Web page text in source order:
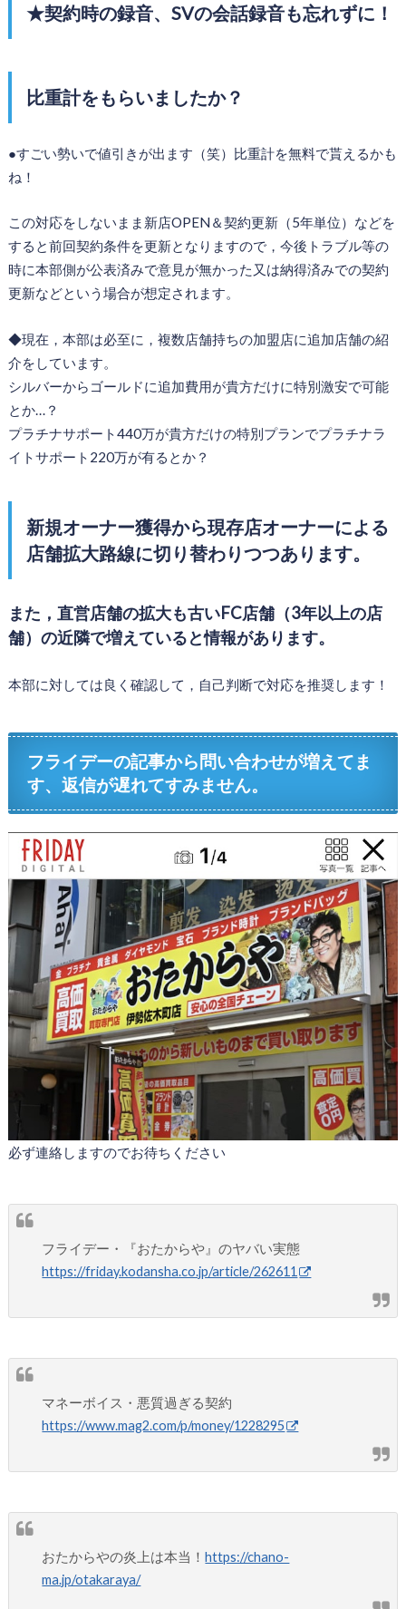
★契約時の録音、SVの会話録音も忘れずに！
比重計をもらいましたか？
●すごい勢いで値引きが出ます（笑）比重計を無料で貰えるかも
ね！
この対応をしないまま新店OPEN＆契約更新（5年単位）などを
すると前回契約条件を更新となりますので，今後トラブル等の
時に本部側が公表済みで意見が無かった又は納得済みでの契約
更新などという場合が想定されます。
◆現在，本部は必至に，複数店舗持ちの加盟店に追加店舗の紹
介をしています。
シルバーからゴールドに追加費用が貴方だけに特別激安で可能
とか…？
プラチナサポート440万が貴方だけの特別プランでプラチナラ
イトサポート220万が有るとか？
新規オーナー獲得から現存店オーナーによる
店舗拡大路線に切り替わりつつあります。
また，直営店舗の拡大も古いFC店舗（3年以上の店
舗）の近隣で増えていると情報があります。
本部に対しては良く確認して，自己判断で対応を推奨します！
フライデーの記事から問い合わせが増えてま
す、返信が遅れてすみません。
必ず連絡しますのでお待ちください
フライデー・『おたからや』のヤバい実態
https://friday.kodansha.co.jp/article/262611
マネーボイス・悪質過ぎる契約
https://www.mag2.com/p/money/1228295
おたからやの炎上は本当！https://chano-
ma.jp/otakaraya/